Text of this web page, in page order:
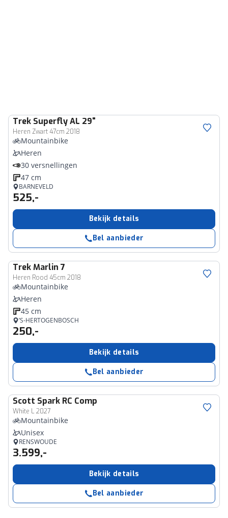
Trek Superfly AL 29"
Heren Zwart 47cm 2018
Mountainbike
Heren
30 versnellingen
47 cm
BARNEVELD
525,-
Bekijk details
Bel aanbieder
TrekMarlin 7
Heren Rood 45cm 2018
Mountainbike
Heren
45 cm
’S-HERTOGENBOSCH
250,-
Bekijk details
Bel aanbieder
Scott Spark RC Comp
White L 2027
Mountainbike
Unisex
RENSWOUDE
3.599,-
Bekijk details
Bel aanbieder